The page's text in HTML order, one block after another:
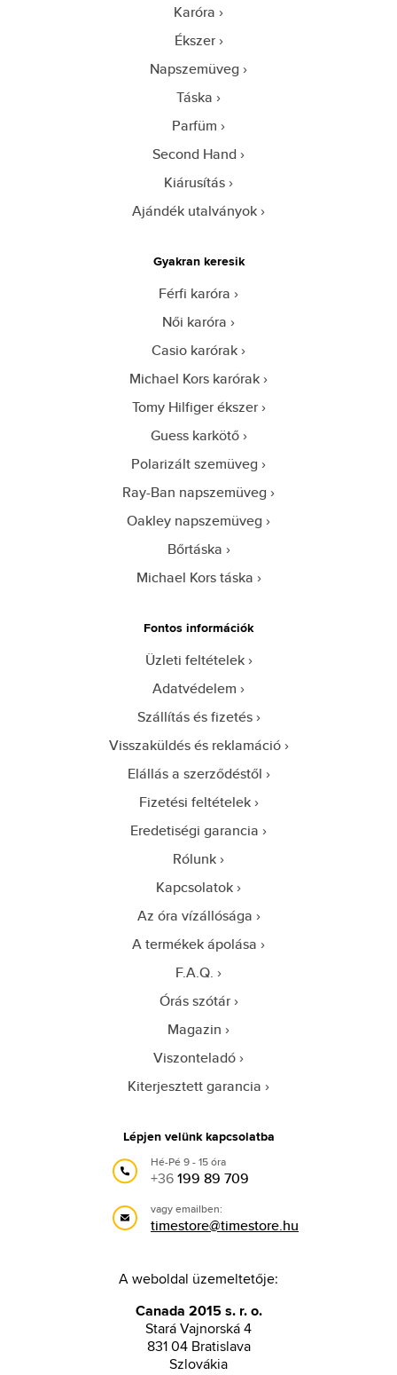
Karóra
Ékszer
Napszemüveg
Táska
Parfüm
Second Hand
Kiárusítás
Ajándék utalványok
Gyakran keresik
Férfi karóra
Női karóra
Casio karórak
Michael Kors karórak
Tomy Hilfiger ékszer
Guess karkötő
Polarizált szemüveg
Ray-Ban napszemüveg
Oakley napszemüveg
Bőrtáska
Michael Kors táska
Fontos információk
Üzleti feltételek
Adatvédelem
Szállítás és fizetés
Visszaküldés és reklamáció
Elállás a szerződéstől
Fizetési feltételek
Eredetiségi garancia
Rólunk
Kapcsolatok
Az óra vízállósága
A termékek ápolása
F.A.Q.
Órás szótár
Magazin
Viszonteladó
Kiterjesztett garancia
Lépjen velünk kapcsolatba
Hé-Pé 9 - 15 óra
+36199 89 709
vagy emailben:
timestore@timestore.hu
A weboldal üzemeltetője:
Canada 2015 s. r. o.
Stará Vajnorská 4
831 04 Bratislava
Szlovákia